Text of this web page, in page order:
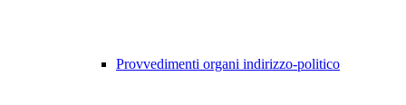
Provvedimenti organi indirizzo-politico